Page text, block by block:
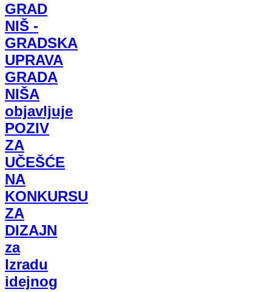
GRAD
NIŠ -
GRADSKA
UPRAVA
GRADA
NIŠA
objavljuje
POZIV
ZA
UČEŠĆE
NA
KONKURSU
ZA
DIZAJN
za
Izradu
idejnog